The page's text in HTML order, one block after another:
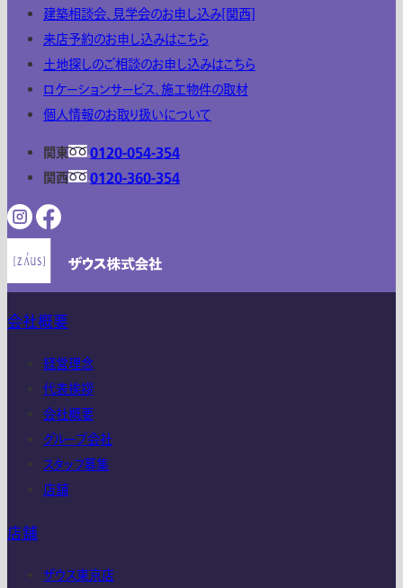
建築相談会、見学会のお申し込み[関西]
来店予約のお申し込みはこちら
土地探しのご相談のお申し込みはこちら
ロケーションサービス、施工物件の取材
個人情報のお取り扱いについて
関東
0120-054-354
関西
0120-360-354
会社概要
経営理念
代表挨拶
会社概要
グループ会社
スタッフ募集
店舗
店舗
ザウス東京店